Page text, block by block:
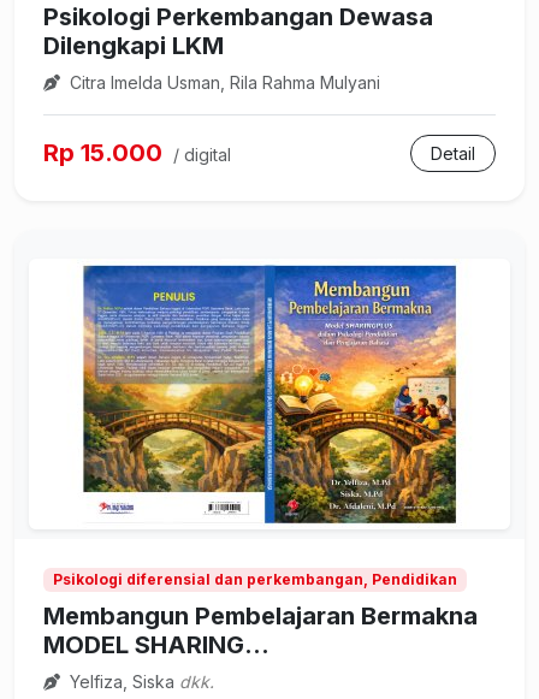
Psikologi Perkembangan Dewasa
Dilengkapi LKM
Citra Imelda Usman, Rila Rahma Mulyani
Rp 15.000 / digital Detail
Psikologi diferensial dan perkembangan, Pendidikan
Membangun Pembelajaran Bermakna
MODEL SHARING...
Yelfiza, Siska dkk.